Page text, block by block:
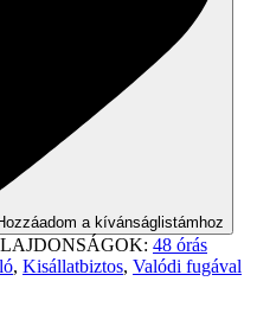
a kívánságlistámhoz
48 órás
, Kisállatbiztos, Valódi fugával